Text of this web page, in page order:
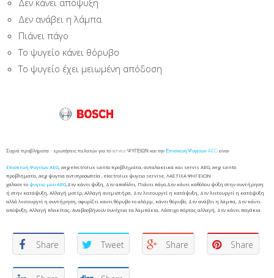
Δεν κάνει απόψυξη
Δεν ανάβει η λάμπα
Πιάνει πάγο
Το ψυγείο κάνει θόρυβο
Το ψυγείο έχει μειωμένη απόδοση
Συχνά προβλήματα – ερωτήσεις πελατών για το service ΨΥΓΕΙΩΝ και την Επισκευή Ψυγείων AEG είναι
Επισκευή Ψυγείων AEG , aeg electrolux santo προβληματα, ανταλακτικα και servis AEG, aeg santo
προβληματα, aeg ψυγεια αντιπροσωπεία , electrolux ψυγειο servise, ΛΑΣΤΙΧΑ ΨΗΓΕΙΩΝ
χαλασε το ψυγειο μου AEG ,Δεν κάνει ψύξη, Δεν αποδίδει, Πιάνει πάγο,Δεν κάνει καθόλου ψύξη στην συντήρηση
ή στην κατάψυξη, Αλλαγή μοτέρ, Αλλαγή ανεμιστήρα, Δεν λειτουργεί η κατάψυξη, Δεν λειτουργεί η κατάψυξη
αλλά λειτουργεί η συντήρηση, σφυρίζει κανει θόρυβο το αλάρμ, κάνει θόρυβο, Δεν ανάβει η λάμπα, Δεν κάνει
απόψυξη, Αλλαγή πλακέτας, Αναβοσβήνουν συνέχεια τα λαμπάκια, Λάστιχο πόρτας αλλαγή, Δεν κάνει παγάκια
Share Tweet Share Share